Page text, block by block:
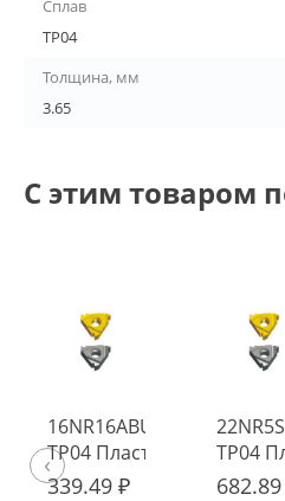
Сплав
TP04
Толщина, мм
3.65
С этим товаром
16NR16ABUT
TP04 Пластина
твердосплавная
339.49 ₽
TP04
‹